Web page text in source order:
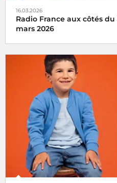
16.03.2026
Radio France aux côtés
mars 2026
Partenaire du Sidaction,
lutte contre le sida et la